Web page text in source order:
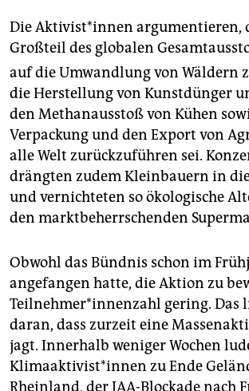
Die Aktivist*innen argumentieren,
Großteil des globalen
auf die Umwandlung von Wäldern
die Herstellung von Kunstdünger
den Methanausstoß von Kühen
Verpackung und den Export von
alle Welt zurückzuführen sei.
drängten zudem Kleinbauern in
und vernichteten so ökologische
den marktbeherrschenden
Obwohl das Bündnis schon im
angefangen hatte, die Aktion zu
Teilnehmer*innenzahl gering. Das
daran, dass zurzeit eine
jagt. Innerhalb weniger Wochen
Klimaaktivist*innen zu Ende
Rheinland, der IAA-Blockade nach